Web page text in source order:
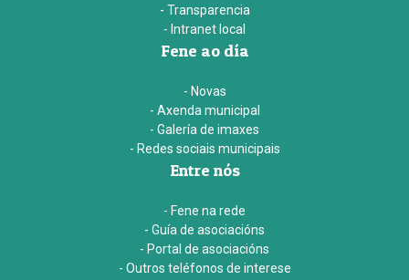
- Transparencia
- Intranet local
Fene ao día
- Novas
- Axenda municipal
- Galería de imaxes
- Redes sociais municipais
Entre nós
- Fene na rede
- Guía de asociacións
- Portal de asociacións
- Outros teléfonos de interese